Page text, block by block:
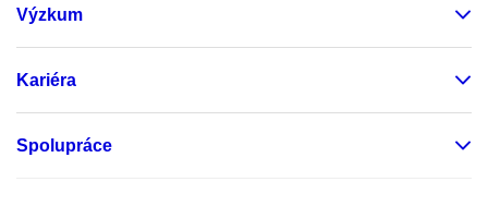
Výzkum
Kariéra
Spolupráce